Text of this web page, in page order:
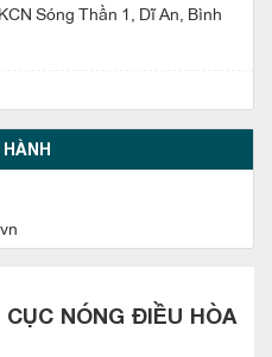
Sóng Thần 1, Dĩ An, Bình
NÓNG ĐIỀU HÒA